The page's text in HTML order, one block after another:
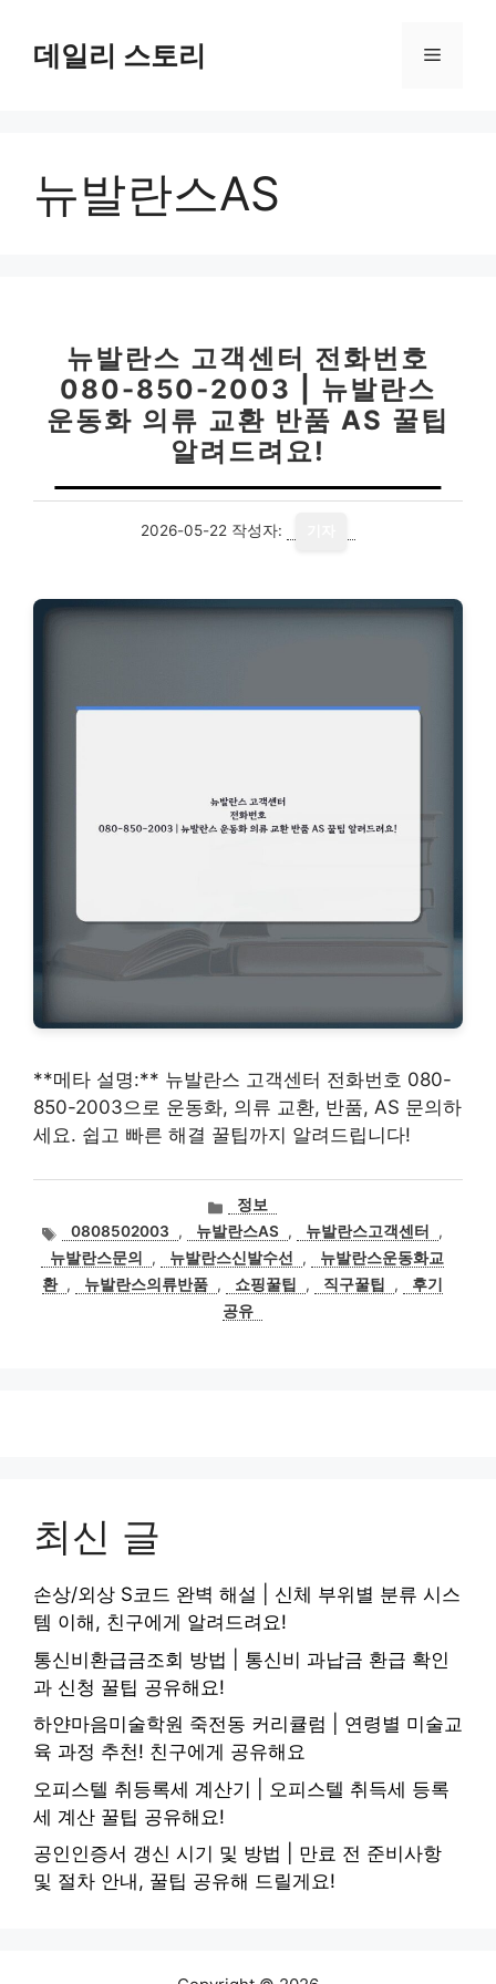
데일리 스토리 메
뉴발란스AS
뉴발란스 고객센터 전화번호
080-850-2003 | 뉴발란스
운동화 의류 교환 반품 AS 꿀팁
알려드려요!
2026-05-22 작성자:
**메타 설명:** 뉴발란스 고객센터 전화번호 080-
850-2003으로 운동화, 의류 교환, 반품, AS 문의하
세요. 쉽고 빠른 해결 꿀팁까지 알려드립니다!
카
테
고
리
정보
태
그
0808502003 , 뉴발란스AS , 뉴발란스고객센터
,
뉴발란스문의
, 뉴발란스신발수선 ,
뉴발란스운동화교
환 , 뉴발란스의류반품 , 쇼핑꿀팁 , 직구꿀팁 ,
후기
공유
최신 글
손상/외상 S코드 완벽 해설 | 신체 부위별 분류 시스
템 이해, 친구에게 알려드려요!
통신비환급금조회 방법 | 통신비 과납금 환급 확인
과 신청 꿀팁 공유해요!
하얀마음미술학원 죽전동 커리큘럼 | 연령별 미술교
육 과정 추천! 친구에게 공유해요
오피스텔 취등록세 계산기 | 오피스텔 취득세 등록
세 계산 꿀팁 공유해요!
공인인증서 갱신 시기 및 방법 | 만료 전 준비사항
및 절차 안내, 꿀팁 공유해 드릴게요!